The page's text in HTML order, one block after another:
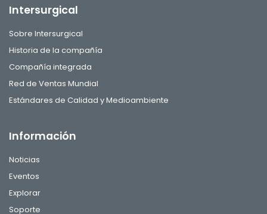
Intersurgical
Sobre Intersurgical
Historia de la compañía
Compañía integrada
Red de Ventas Mundial
Estándares de Calidad y Medioambiente
Información
Noticias
Eventos
Explorar
Soporte